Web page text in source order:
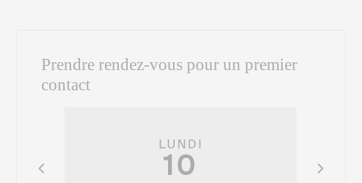
Prendre rendez-vous pour un premier
contact
LUNDI
10